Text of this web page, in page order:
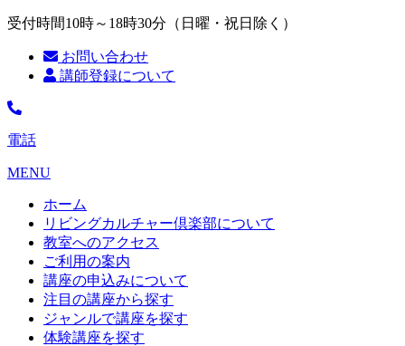
受付時間10時～18時30分（日曜・祝日除く）
お問い合わせ
講師登録について
電話
MENU
ホーム
リビングカルチャー倶楽部について
教室へのアクセス
ご利用の案内
講座の申込みについて
注目の講座から探す
ジャンルで講座を探す
体験講座を探す